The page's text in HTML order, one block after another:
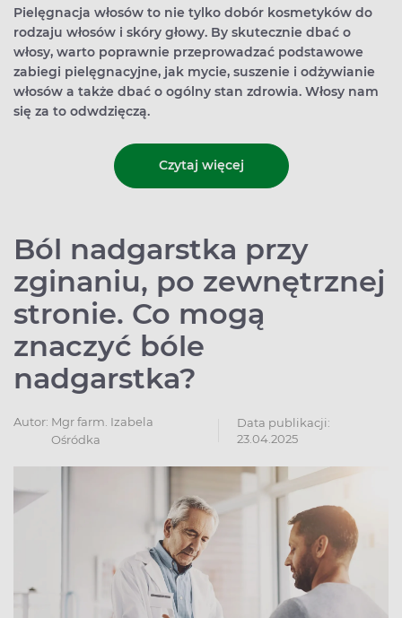
Pielęgnacja włosów to nie tylko dobór kosmetyków do
rodzaju włosów i skóry głowy. By skutecznie dbać o
włosy, warto poprawnie przeprowadzać podstawowe
zabiegi pielęgnacyjne, jak mycie, suszenie i odżywianie
włosów a także dbać o ogólny stan zdrowia. Włosy nam
się za to odwdzięczą.
Czytaj więcej
Ból nadgarstka przy
zginaniu, po zewnętrznej
stronie. Co mogą
znaczyć bóle
nadgarstka?
Autor: Mgr farm. Izabela
Ośródka
Data publikacji:
23.04.2025